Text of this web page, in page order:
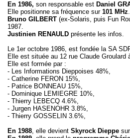
En 1986, son responsable est Daniel
Elle positionne sa fréquence sur101 MHz.
Bruno GILBERT (ex-Solaris, puis Fun
1987.
Justinien RENAULD présente les infos.
Le 1er octobre 1986, est fondée la SA
Elle est située au 12 rue Claude Groulard
Elle est formée par :
- Les Informations Dieppoises 48%,
- Catherine FERON 15%,
- Patrice BONNEAU 15%,
- Dominique LEMIEGRE 10%,
- Thierry LEBECQ 4.6%,
- Jurgen HASENOHR 3.8%,
- Thierry GOSSELIN 3.6%,
En 1988, elle devient Skyrock Dieppe sur